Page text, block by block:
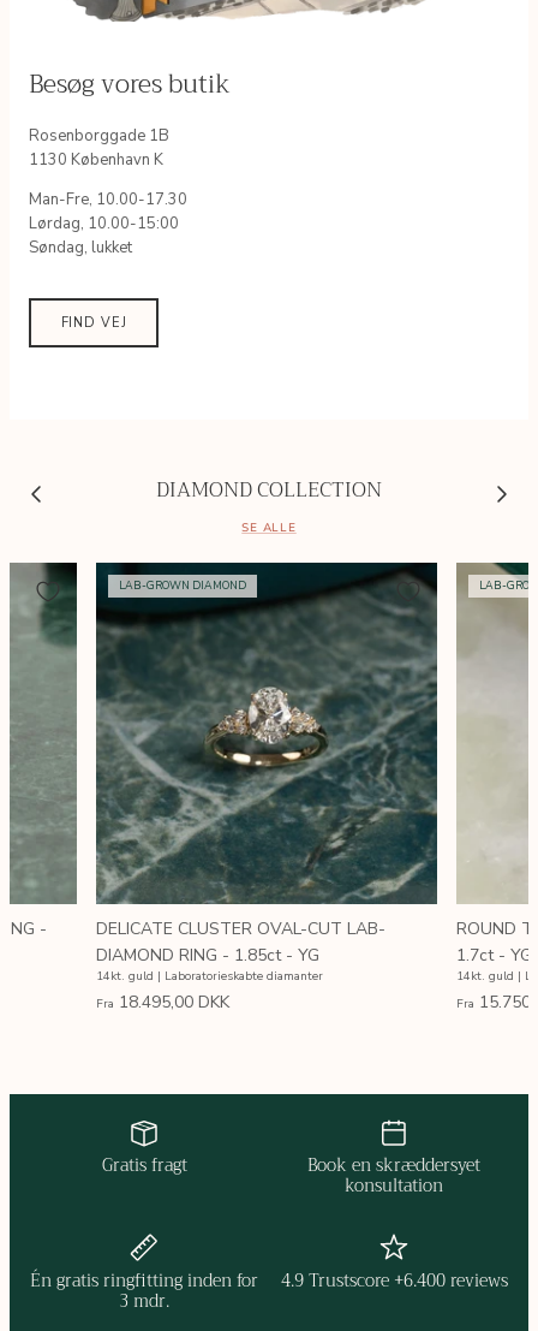
Besøg vores butik
Rosenborggade 1B
1130 København K
Man-Fre, 10.00-17.30
Lørdag, 10.00-15:00
Søndag, lukket
FIND VEJ
DIAMOND COLLECTION
SE ALLE
-
LAB-GROWN DIAMOND
DELICATE CLUSTER OVAL-CUT LAB-
DIAMOND RING - 1.85ct - YG
14kt. guld | Laboratorieskabte diamanter
Fra 18.495,00 DKK
LAB-
ROUND
1.7ct - YG
14kt. guld |
Fra
Gratis fragt Book en skræddersyet
konsultation
Én gratis ringfitting inden for
3 mdr.
4.9 Trustscore +6.400 reviews